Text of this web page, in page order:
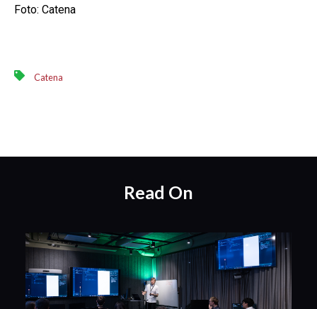
Foto: Catena
Catena
Read On